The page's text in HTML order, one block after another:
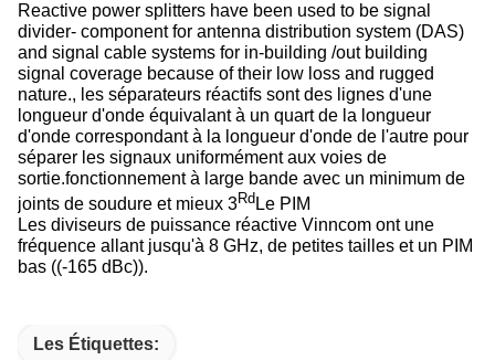
Reactive power splitters have been used to be signal
divider- component for antenna distribution system (DAS)
and signal cable systems for in-building /out building
signal coverage because of their low loss and rugged
nature., les séparateurs réactifs sont des lignes d'une
longueur d'onde équivalant à un quart de la longueur
d'onde correspondant à la longueur d'onde de l'autre pour
séparer les signaux uniformément aux voies de
sortie.fonctionnement à large bande avec un minimum de
joints de soudure et mieux 3Rd Le PIM
Les diviseurs de puissance réactive Vinncom ont une
fréquence allant jusqu'à 8 GHz, de petites tailles et un PIM
bas ((-165 dBc)).
Les Étiquettes: